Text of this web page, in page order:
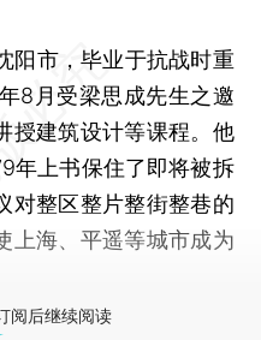
市，毕业于抗战时重
8月受梁思成先生之邀
授建筑设计等课程。他
年上书保住了即将被拆
对整区整片整街整巷的
上海、平遥等城市成为
阅后继续阅读